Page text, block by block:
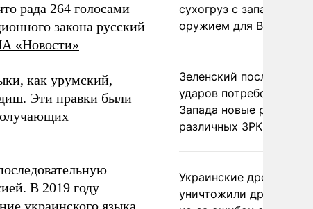
рада 264 голосами
закона русский
«Новости»
как урумский,
Эти правки были
В 2019 году
украинского языка
сухогруз с западным
оружием для ВСУ
Зеленский после
ударов потребовал у
Запада новые ракеты
различных ЗРК
Украинские дроны
уничтожили друг друга